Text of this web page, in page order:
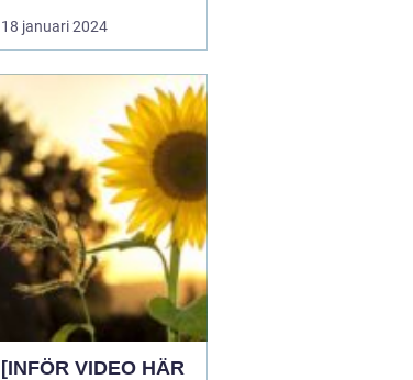
att addera liv och färg till
både trädgårdar och
artikel kommer vi att
utforska de olika
palettblad sorterna som
finns tillgängliga på
marknaden och ge di...
18 januari 2024
[INFÖR VIDEO HÄR